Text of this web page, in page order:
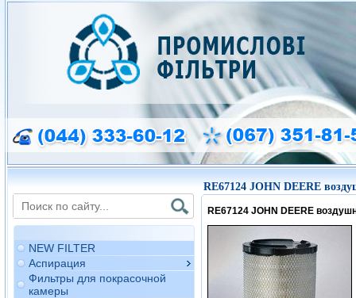
NEW FILTER
Аспирация
Фильтры для покрасочной
камеры
RE67124 JOHN DEERE
RE67124 JOHN DEERE